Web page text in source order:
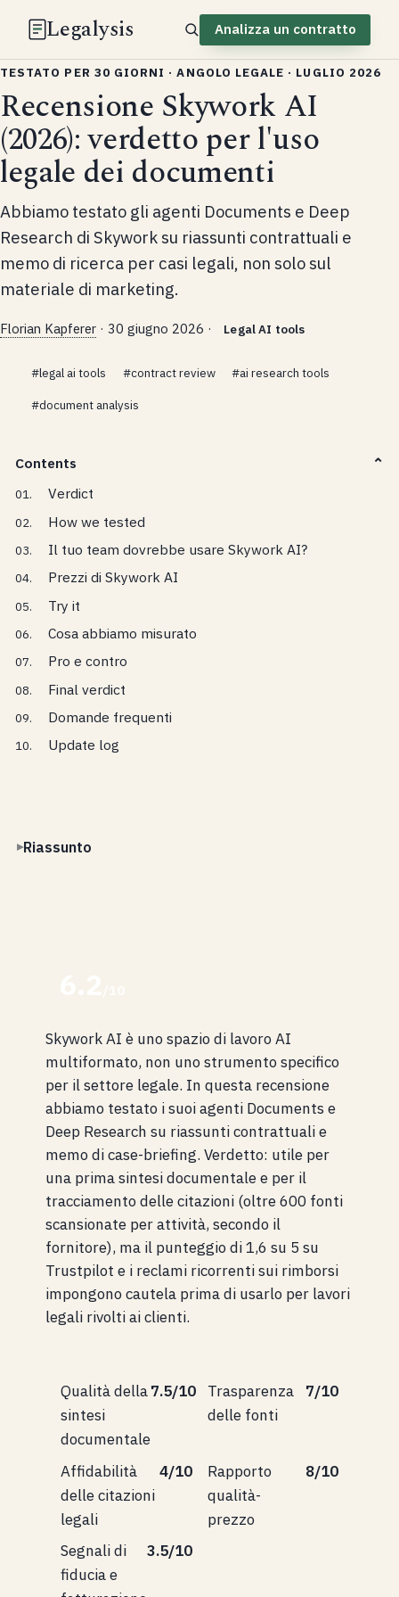
TESTATO PER 30 GIORNI · ANGOLO LEGALE · LUGLIO 2026
Recensione Skywork AI
(2026): verdetto per l'uso
legale dei documenti
Abbiamo testato gli agenti Documents e Deep
Research di Skywork su riassunti contrattuali e
memo di ricerca per casi legali, non solo sul
materiale di marketing.
Florian Kapferer · 30 giugno 2026 · Legal AI tools
#legal ai tools #contract review #ai research tools
#document analysis
Riassunto
Contents
Verdict
How we tested
Il tuo team dovrebbe usare Skywork AI?
Prezzi di Skywork AI
Try it
Cosa abbiamo misurato
Pro e contro
Final verdict
Domande frequenti
Update log
Skywork AI è uno spazio di lavoro AI
multiformato, non uno strumento specifico
per il settore legale. In questa recensione
abbiamo testato i suoi agenti Documents e
Deep Research su riassunti contrattuali e
memo di case-briefing. Verdetto: utile per
una prima sintesi documentale e per il
tracciamento delle citazioni (oltre 600 fonti
scansionate per attività, secondo il
fornitore), ma il punteggio di 1,6 su 5 su
Trustpilot e i reclami ricorrenti sui rimborsi
impongono cautela prima di usarlo per lavori
legali rivolti ai clienti.
Qualità della
sintesi
documentale
7.5/10
Trasparenza
delle fonti
7/10
Affidabilità
delle citazioni
legali
4/10
Rapporto
qualità-
prezzo
8/10
Segnali di
fiducia e
3.5/10
Legalysis Analizza un contratto